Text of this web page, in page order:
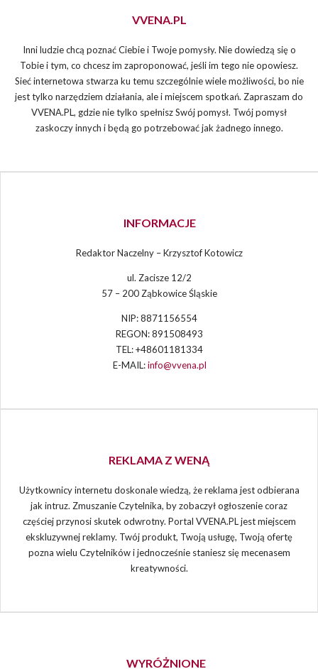
VVENA.PL
Inni ludzie chcą poznać Ciebie i Twoje pomysły. Nie dowiedzą się o
Tobie i tym, co chcesz im zaproponować, jeśli im tego nie opowiesz.
Sieć internetowa stwarza ku temu szczególnie wiele możliwości, bo nie
jest tylko narzędziem działania, ale i miejscem spotkań. Zapraszam do
VVENA.PL, gdzie nie tylko spełnisz Swój pomysł. Twój pomysł
zaskoczy innych i będą go potrzebować jak żadnego innego.
INFORMACJE
Redaktor Naczelny – Krzysztof Kotowicz
ul. Zacisze 12/2
57 – 200 Ząbkowice Śląskie
NIP: 8871156554
REGON: 891508493
TEL: +48601181334
E-MAIL:info@vvena.pl
REKLAMA Z WENĄ
Użytkownicy internetu doskonale wiedzą, że reklama jest odbierana
jak intruz. Zmuszanie Czytelnika, by zobaczył ogłoszenie coraz
częściej przynosi skutek odwrotny. Portal VVENA.PL jest miejscem
ekskluzywnej reklamy. Twój produkt, Twoją usługę, Twoją ofertę
pozna wielu Czytelników i jednocześnie staniesz się mecenasem
kreatywności.
WYRÓŻNIONE